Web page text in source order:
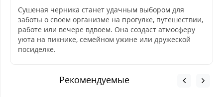
Сушеная черника станет удачным выбором для
заботы о своем организме на прогулке, путешествии,
работе или вечере вдвоем. Она создаст атмосферу
уюта на пикнике, семейном ужине или дружеской
посиделке.
Рекомендуемые